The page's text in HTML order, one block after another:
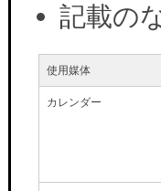
記載の
使用媒体
カレンダー